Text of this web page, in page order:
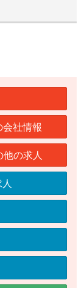
社情報
他の求人